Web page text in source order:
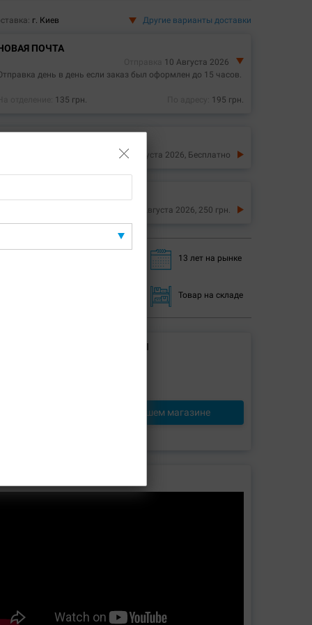
г. Киев Другие варианты доставки
ПОЧТА
10 Августа 2026
день в день если заказ был оформлен до 15 часов.
135 грн. 195 грн.
10 Августа 2026, Бесплатно
10 Августа 2026, 250 грн.
13 лет на рынке
Товар на складе
ОТЗЫВЫ НАШИХ ПОКУПАТЕЛЕЙ
Посмотреть отзывы о нашем магазине